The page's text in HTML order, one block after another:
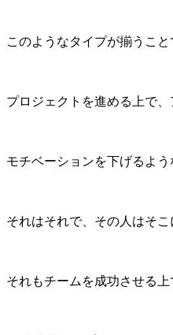
このようなタイプが揃うこ
プロジェクトを進める上で
モチベーションを下げるよう
それはそれで、その人はそこ
それもチームを成功させる上